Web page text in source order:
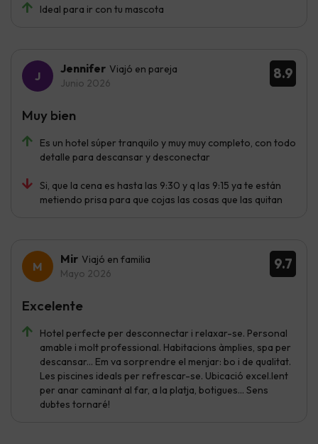
Ideal para ir con tu mascota
8.9
Jennifer Viajó en pareja
Junio 2026
Es un hotel súper tranquilo y muy muy completo, con todo
detalle para descansar y desconectar
Si, que la cena es hasta las 9:30 y q las 9:15 ya te están
metiendo prisa para que cojas las cosas que las quitan
Muy bien
9.7
Mir Viajó en familia
Mayo 2026
Hotel perfecte per desconnectar i relaxar-se. Personal
amable i molt professional. Habitacions àmplies, spa per
descansar... Em va sorprendre el menjar: bo i de qualitat.
Les piscines ideals per refrescar-se. Ubicació excel.lent
per anar caminant al far, a la platja, botigues... Sens
dubtes tornaré!
Excelente